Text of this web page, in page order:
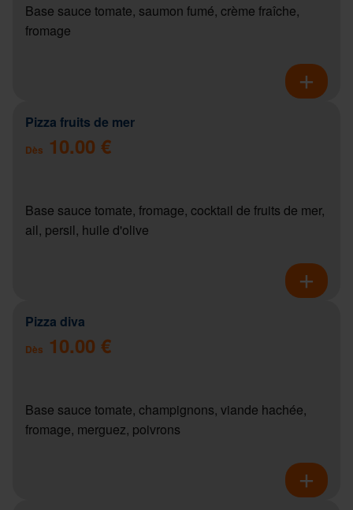
Base sauce tomate, saumon fumé, crème fraîche,
fromage
Pizza fruits de mer
Dès 10.00 €
Base sauce tomate, fromage, cocktail de fruits de mer,
ail, persil, huile d'olive
Pizza diva
Dès 10.00 €
Base sauce tomate, champignons, viande hachée,
fromage, merguez, poivrons